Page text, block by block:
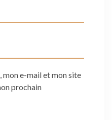
mon e-mail et mon site
prochain